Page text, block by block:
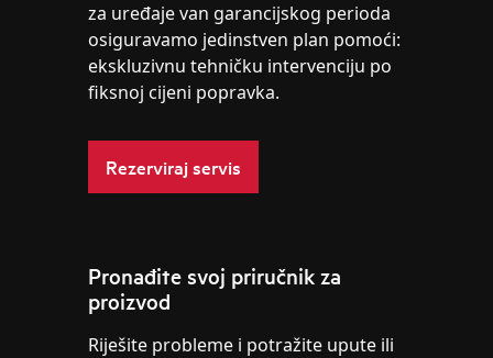
za uređaje van garancijskog perioda
osiguravamo jedinstven plan pomoći:
ekskluzivnu tehničku intervenciju po
fiksnoj cijeni popravka.
Rezerviraj servis
Pronađite svoj priručnik za
proizvod
Riješite probleme i potražite upute ili